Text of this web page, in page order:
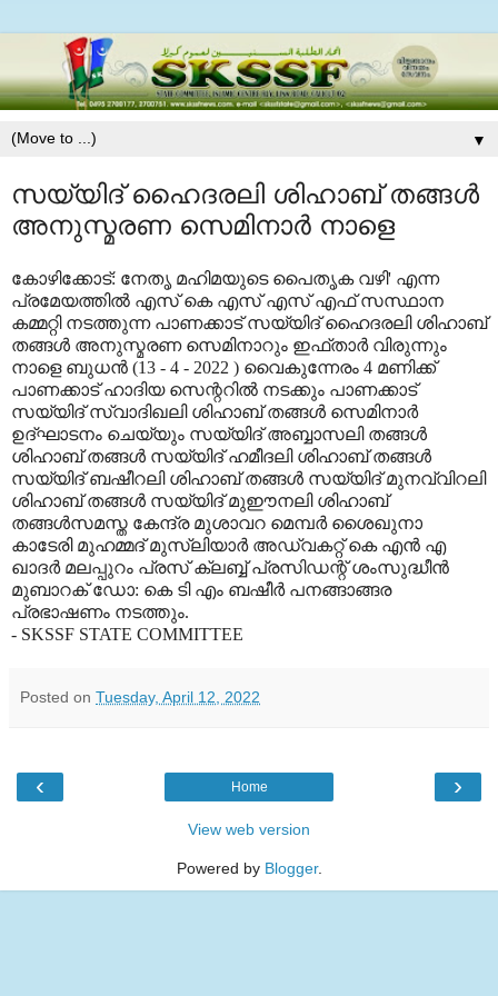
▼
സയ്യിദ് ഹൈദരലി ശിഹാബ് തങ്ങൾ
അനുസ്മരണ സെമിനാർ നാളെ
കോഴിക്കോട്: നേതൃ മഹിമയുടെ പൈതൃക വഴി' എന്ന
പ്രമേയത്തിൽ എസ് കെ എസ് എസ് എഫ് സസ്ഥാന
കമ്മറ്റി നടത്തുന്ന പാണക്കാട് സയ്യിദ് ഹൈദരലി ശിഹാബ്
തങ്ങൾ അനുസ്മരണ സെമിനാറും ഇഫ്താർ വിരുന്നും
നാളെ ബുധൻ (13 - 4 - 2022 ) വൈകുന്നേരം 4 മണിക്ക്
പാണക്കാട് ഹാദിയ സെന്ററിൽ നടക്കും പാണക്കാട്
സയ്യിദ് സ്വാദിഖലി ശിഹാബ് തങ്ങൾ സെമിനാർ
ഉദ്ഘാടനം ചെയ്യും സയ്യിദ് അബ്ബാസലി തങ്ങൾ
ശിഹാബ് തങ്ങൾ സയ്യിദ് ഹമീദലി ശിഹാബ് തങ്ങൾ
സയ്യിദ് ബഷീറലി ശിഹാബ് തങ്ങൾ സയ്യിദ് മുനവ്വിറലി
ശിഹാബ് തങ്ങൾ സയ്യിദ് മുഈനലി ശിഹാബ്
തങ്ങൾസമസ്ത കേന്ദ്ര മുശാവറ മെമ്പർ ശൈഖുനാ
കാടേരി മുഹമ്മദ് മുസ്ലിയാർ അഡ്വകറ്റ് കെ എൻ എ
ഖാദർ മലപ്പുറം പ്രസ് ക്ലബ്ബ് പ്രസിഡന്റ് ശംസുദ്ധീൻ
മുബാറക് ഡോ: കെ ടി എം ബഷീർ പനങ്ങാങ്ങര
പ്രഭാഷണം നടത്തും.
- SKSSF STATE COMMITTEE
Posted on Tuesday, April 12, 2022
‹ ›
Home
View web version
Powered by Blogger.